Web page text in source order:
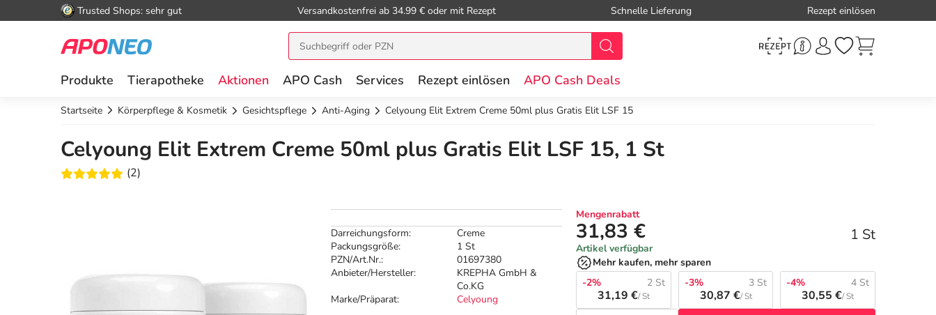
Trusted Shops: sehr gut Versandkostenfrei ab 34.99 € oder mit Rezept Schnelle Lieferung Rezept einlösen
Produkte Tierapotheke Aktionen APO Cash Services Rezept einlösen APO Cash Deals
Startseite Körperpflege & Kosmetik Gesichtspflege Anti-Aging Celyoung Elit Extrem Creme 50ml plus Gratis Elit LSF 15
Celyoung Elit Extrem Creme 50ml plus Gratis Elit LSF 15, 1 St
(2)
Darreichungsform:
Creme
Packungsgröße:
1 St
PZN/Art.Nr.:
01697380
Anbieter/Hersteller:
KREPHA GmbH &
Co.KG
Marke/Präparat:
Celyoung
Mengenrabatt
31,83 € 1 St
Artikel verfügbar
Mehr kaufen, mehr sparen
-2%
2 St
31,19 €/ St
-3% 3 St
30,87 €/ St
-4% 4 St
30,55 €/ St